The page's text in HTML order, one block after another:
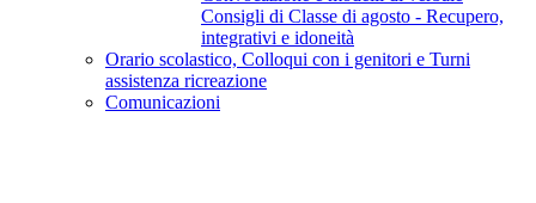
Consigli di Classe di agosto - Recupero,
integrativi e idoneità
Orario scolastico, Colloqui con i genitori e Turni
assistenza ricreazione
Comunicazioni